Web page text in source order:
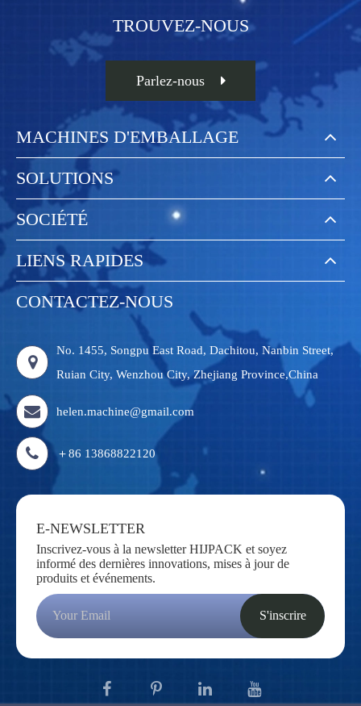
TROUVEZ-NOUS
Parlez-nous
MACHINES D'EMBALLAGE
SOLUTIONS
SOCIÉTÉ
LIENS RAPIDES
CONTACTEZ-NOUS
No. 1455, Songpu East Road, Dachitou, Nanbin Street,
Ruian City, Wenzhou City, Zhejiang Province,China
helen.machine@gmail.com
＋86 13868822120
E-NEWSLETTER
Inscrivez-vous à la newsletter HIJPACK et soyez
informé des dernières innovations, mises à jour de
produits et événements.
S'inscrire